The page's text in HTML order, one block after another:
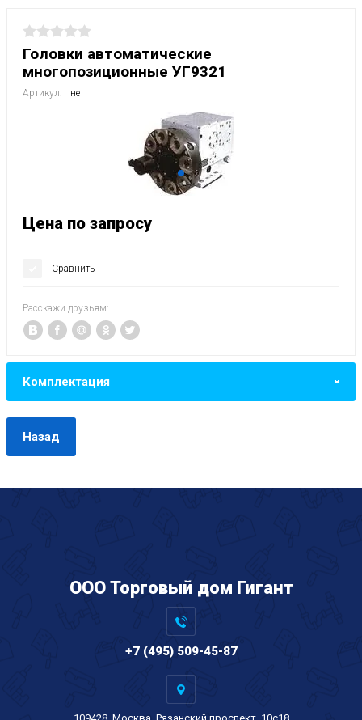
Головки автоматические
многопозиционные УГ9321
Артикул: нет
Цена по запросу
Сравнить
Расскажи друзьям:
Комплектация
Назад
ООО Торговый дом Гигант
+7 (495) 509-45-87